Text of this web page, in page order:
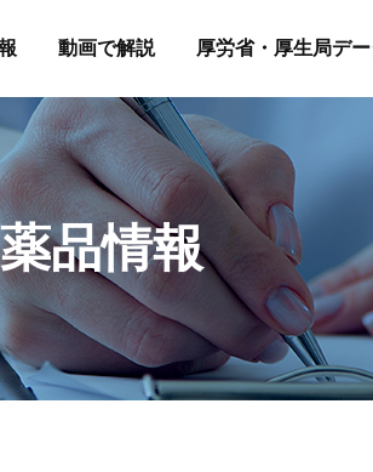
動画で解説 厚労省・厚生局デー
品情報